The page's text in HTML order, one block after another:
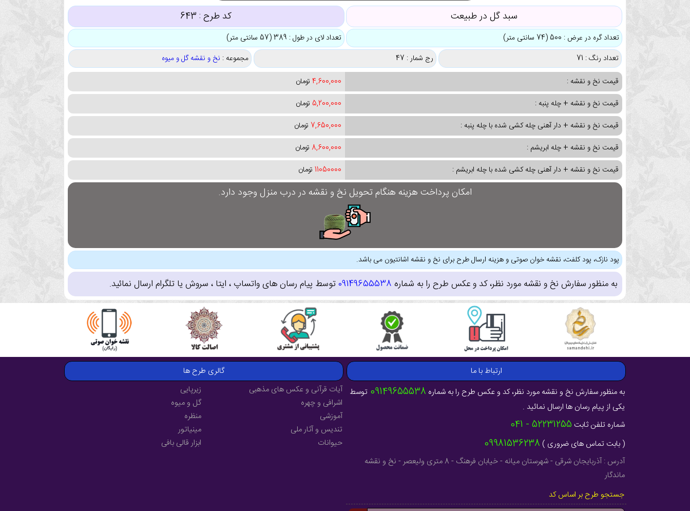
سبد گل در طبیعت کد طرح : 643
تعداد گره در عرض : 500 (74 سانتی متر)
تعداد لای در طول : 389 (57 سانتی متر)
تعداد رنگ : 71
رج شمار : 47 مجموعه : نخ و نقشه گل و میوه
قیمت نخ و نقشه :
4,600,000 تومان
قیمت نخ و نقشه + چله پنبه :
5,200,000 تومان
قیمت نخ و نقشه + دار آهنی چله کشی شده با چله پنبه :
7,650,000 تومان
قیمت نخ و نقشه + چله ابریشم :
8,600,000 تومان
قیمت نخ و نقشه + دار آهنی چله کشی شده با چله ابریشم :
11050000 تومان
امکان پرداخت هزینه هنگام تحویل نخ و نقشه در درب منزل وجود دارد.
پود نازک، پود کلفت، نقشه خوان صوتی و هزینه ارسال طرح برای نخ و نقشه اشانتیون می باشد.
به منظور سفارش نخ و نقشه مورد نظر، کد و عکس طرح را به شماره 09149655538توسط پیام رسان های واتساپ ، ایتا ، سروش یا تلگرام ارسال نمائید.
ارتباط با ما
به منظور سفارش نخ و نقشه مورد نظر، کد و عکس طرح را به شماره 09149655538 توسط
یکی از پیام رسان ها ارسال نمائید .
شماره تلفن ثابت 52231255 - 041
( بابت تماس های ضروری ) 09981536238
آدرس : آذربایجان شرقی - شهرستان میانه - خیابان فرهنگ - 8 متری ولیعصر - نخ و نقشه
ماندگار
جستجو طرح بر اساس کد
گالری طرح ها
آیات قرآنی و عکس های مذهبی
اشرافی و چهره
آموزشی
تندیس و آثار ملی
حیوانات
زیرپایی
گل و میوه
منظره
مینیاتور
ابزار قالی بافی